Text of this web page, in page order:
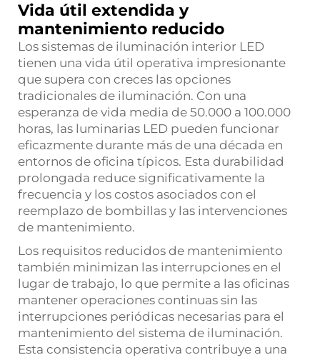
Vida útil extendida y
mantenimiento reducido
Los sistemas de iluminación interior LED
tienen una vida útil operativa impresionante
que supera con creces las opciones
tradicionales de iluminación. Con una
esperanza de vida media de 50.000 a 100.000
horas, las luminarias LED pueden funcionar
eficazmente durante más de una década en
entornos de oficina típicos. Esta durabilidad
prolongada reduce significativamente la
frecuencia y los costos asociados con el
reemplazo de bombillas y las intervenciones
de mantenimiento.
Los requisitos reducidos de mantenimiento
también minimizan las interrupciones en el
lugar de trabajo, lo que permite a las oficinas
mantener operaciones continuas sin las
interrupciones periódicas necesarias para el
mantenimiento del sistema de iluminación.
Esta consistencia operativa contribuye a una